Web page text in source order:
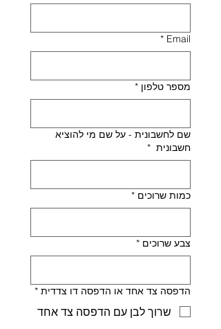
Email
*
מספר טלפון *
שם לחשבונית - על שם מי להוציא
חשבונית *
כמות שרוכים *
צבע שרוכים *
הדפסה צד אחד או הדפסה דו צדדית *
שרוך לבן עם הדפסה צד אחד